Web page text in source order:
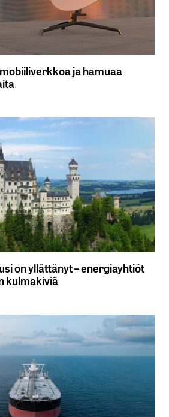
ja hamuaa
on yllättänyt – energiayhtiöt
kulmakiviä